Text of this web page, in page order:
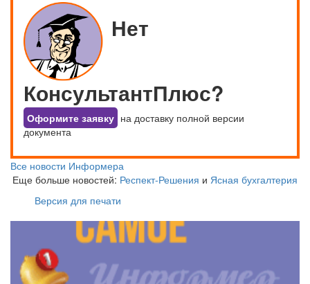
Нет
КонсультантПлюс?
Оформите заявку на доставку полной версии
документа
Все новости Информера
Еще больше новостей: Респект-Решения и Ясная бухгалтерия
Версия для печати